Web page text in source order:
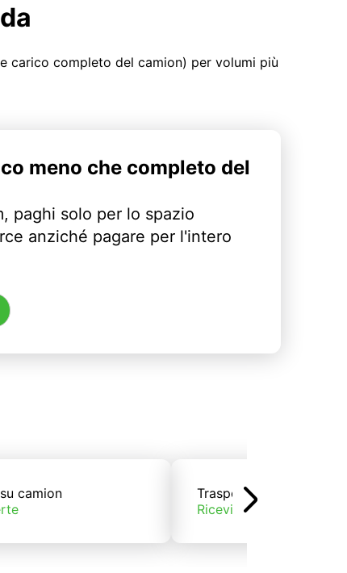
carico completo del camion) per volumi più
meno che completo del
paghi solo per lo spazio
anziché pagare per l'intero
camion
Trasporto su treno
Ricevi offerte